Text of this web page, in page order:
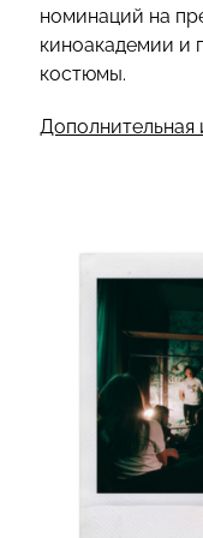
номинаций на
киноакадемии и
костюмы.